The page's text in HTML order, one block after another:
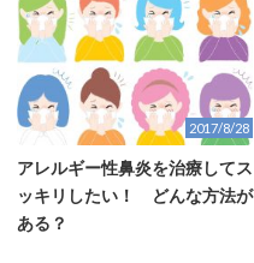
2017/8/28
アレルギー性鼻炎を治療してス
ッキリしたい！ どんな方法が
ある？